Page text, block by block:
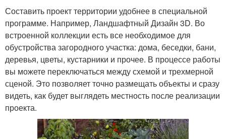
Составить проект территории удобнее в специальной
программе. Например, Ландшафтный Дизайн 3D. Во
встроенной коллекции есть все необходимое для
обустройства загородного участка: дома, беседки, бани,
деревья, цветы, кустарники и прочее. В процессе работы
вы можете переключаться между схемой и трехмерной
сценой. Это позволяет точно размещать объекты и сразу
видеть, как будет выглядеть местность после реализации
проекта.